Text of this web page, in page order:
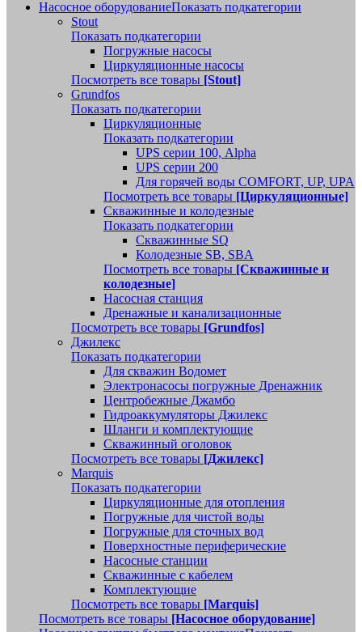
Насосное оборудованиеПоказать подкатегории
Stout
Показать подкатегории
Погружные насосы
Циркуляционные насосы
Посмотреть все товары [Stout]
Grundfos
Показать подкатегории
Циркуляционные
Показать подкатегории
UPS серии 100, Alpha
UPS серии 200
Для горячей воды COMFORT, UP, UPA
Посмотреть все товары [Циркуляционные]
Скважинные и колодезные
Показать подкатегории
Скважинные SQ
Колодезные SB, SBA
Посмотреть все товары [Скважинные и
колодезные]
Насосная станция
Дренажные и канализационные
Посмотреть все товары [Grundfos]
Джилекс
Показать подкатегории
Для скважин Водомет
Электронасосы погружные Дренажник
Центробежные Джамбо
Гидроаккумуляторы Джилекс
Шланги и комплектующие
Скважинный оголовок
Посмотреть все товары [Джилекс]
Marquis
Показать подкатегории
Циркуляционные для отопления
Погружные для чистой воды
Погружные для сточных вод
Поверхностные периферические
Насосные станции
Скважинные с кабелем
Комплектующие
Посмотреть все товары [Marquis]
Посмотреть все товары [Насосное оборудование]